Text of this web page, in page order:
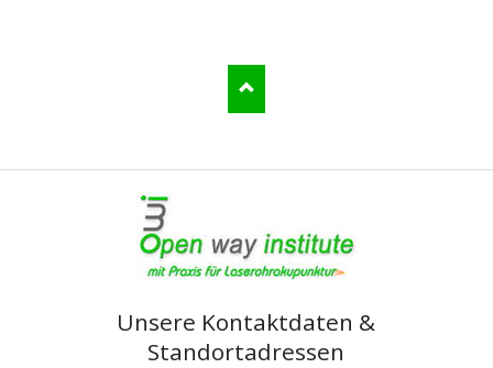
Unsere Kontaktdaten &
Standortadressen